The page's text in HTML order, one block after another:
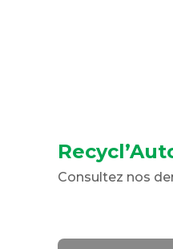
Consultez nos